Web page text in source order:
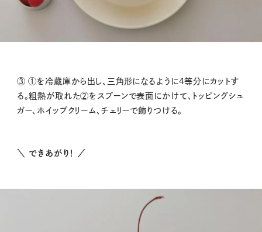
③ ①を冷蔵庫から出し、三角形になるように4等分にカットす
る。粗熱が取れた②をスプーンで表面にかけて、トッピングシュ
ガー、ホイップクリーム、チェリーで飾りつける。
＼ できあがり！ ／